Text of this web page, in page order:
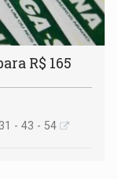
R$ 165
- 43 - 54